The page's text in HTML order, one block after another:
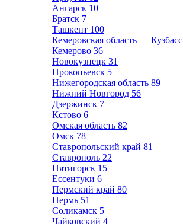
Ангарск 10
Братск 7
Ташкент 100
Кемеровская область — Кузбасс
Кемерово 36
Новокузнецк 31
Прокопьевск 5
Нижегородская область 89
Нижний Новгород 56
Дзержинск 7
Кстово 6
Омская область 82
Омск 78
Ставропольский край 81
Ставрополь 22
Пятигорск 15
Ессентуки 6
Пермский край 80
Пермь 51
Соликамск 5
Чайковский 4